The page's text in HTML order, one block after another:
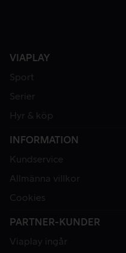
VIAPLAY
Sport
Serier
Hyr & köp
INFORMATION
Kundservice
Allmänna villkor
Cookies
PARTNER-KUNDER
Viaplay ingår